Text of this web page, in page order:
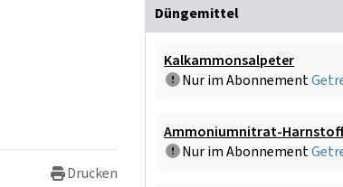
Drucken
Düngemittel
Kalkammonsalpeter
Nur im Abonnement
Ammoniumnitrat-Harnstoff
Nur im Abonnement